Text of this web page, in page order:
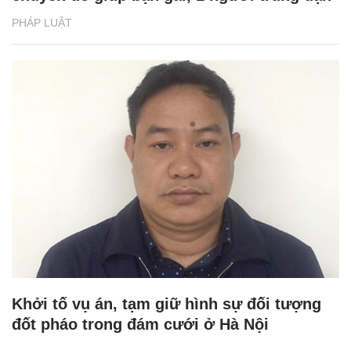
PHÁP LUẬT
Khởi tố vụ án, tạm giữ hình sự đối tượng
đốt pháo trong đám cưới ở Hà Nội